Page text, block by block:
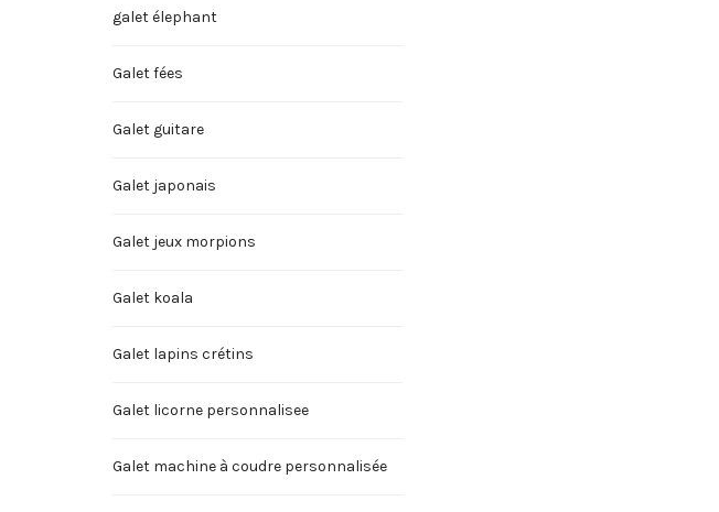
galet élephant
Galet fées
Galet guitare
Galet japonais
Galet jeux morpions
Galet koala
Galet lapins crétins
Galet licorne personnalisee
Galet machine à coudre personnalisée